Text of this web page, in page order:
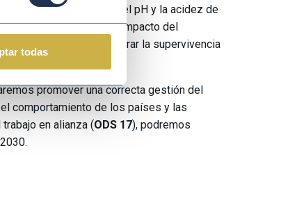
todas
de la variación del pH y la acidez de
de amortiguar el impacto del
ecosistemas para asegurar la supervivencia
promover una correcta gestión del
comportamiento de los países y las
en alianza (ODS 17), podremos